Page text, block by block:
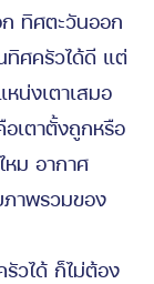
ทิศตะวันออก
ทิศครัวได้ดี แต่
น่งเตาเสมอ
เตาตั้งถูกหรือ
หม อากาศ
ภาพรวมของ
วได้ ก็ไม่ต้อง